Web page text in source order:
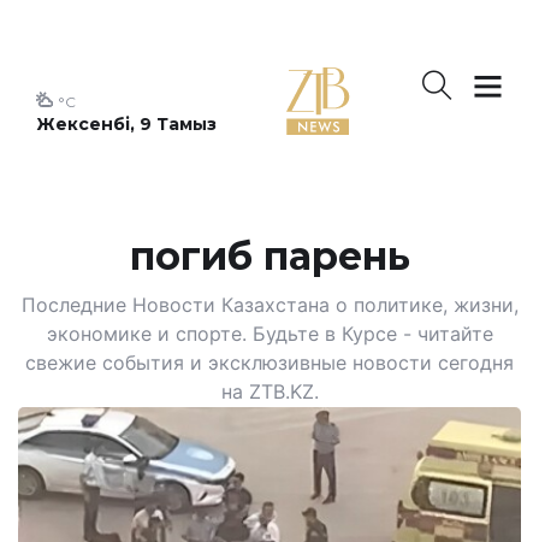
Жексенбі, 9 Тамыз
°C
погиб парень
Последние Новости Казахстана о политике, жизни,
экономике и спорте. Будьте в Курсе - читайте
свежие события и эксклюзивные новости сегодня
на ZTB.KZ.